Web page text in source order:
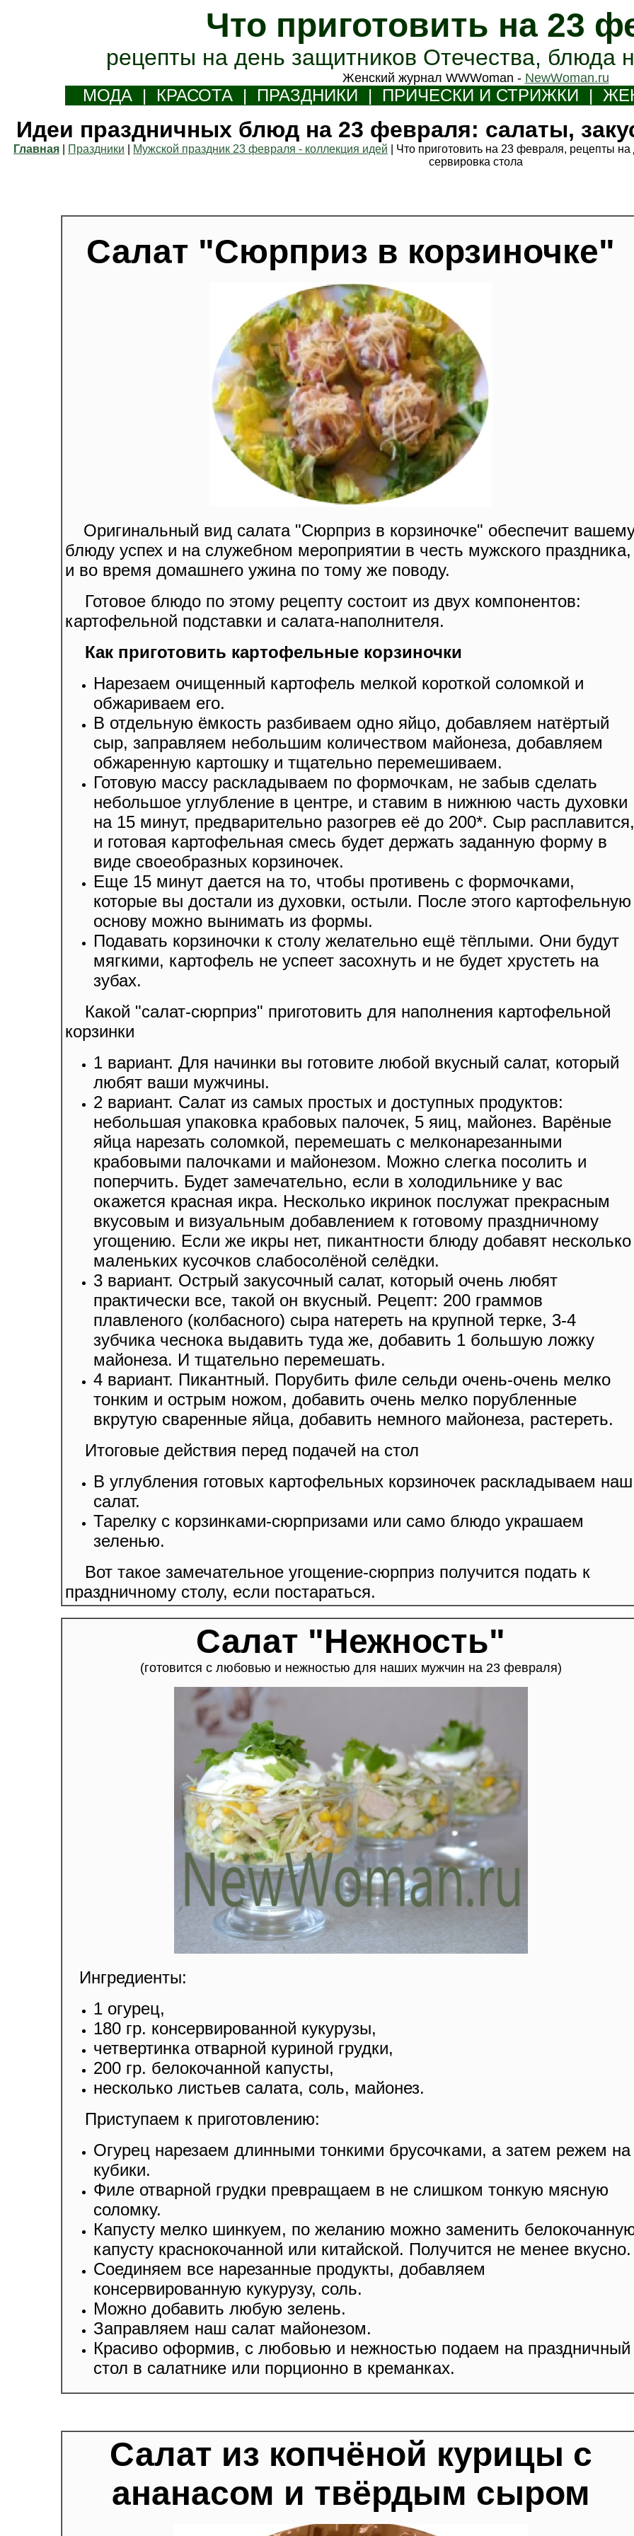
Что приготовить на 23
рецепты на день защитников Отечества, блюда
Женский журнал WWWoman - NewWoman.ru
МОДА | КРАСОТА | ПРАЗДНИКИ | ПРИЧЕСКИ И СТРИЖКИ | Ж
Идеи праздничных блюд на 23 февраля: салаты,
Главная Праздники Мужской праздник 23 февраля - коллекция идей
Что приготовить на 23 февраля, рецепты
сервировка стола
Салат "Сюрприз в корзиночке"
Оригинальный вид салата "Сюрприз в корзиночке" обеспечит
блюду успех и на служебном мероприятии в честь мужского праздника,
и во время домашнего ужина по тому же поводу.
Готовое блюдо по этому рецепту состоит из двух компонентов:
картофельной подставки и салата-наполнителя.
Как приготовить картофельные корзиночки
Нарезаем очищенный картофель мелкой короткой соломкой и
обжариваем его.
В отдельную ёмкость разбиваем одно яйцо, добавляем натёртый
сыр, заправляем небольшим количеством майонеза, добавляем
обжаренную картошку и тщательно перемешиваем.
Готовую массу раскладываем по формочкам, не забыв сделать
небольшое углубление в центре, и ставим в нижнюю часть духовки
на 15 минут, предварительно разогрев её до 200*. Сыр расплавится,
и готовая картофельная смесь будет держать заданную форму в
виде своеобразных корзиночек.
Еще 15 минут дается на то, чтобы противень с формочками,
которые вы достали из духовки, остыли. После этого картофельную
основу можно вынимать из формы.
Подавать корзиночки к столу желательно ещё тёплыми. Они будут
мягкими, картофель не успеет засохнуть и не будет хрустеть на
зубах.
Какой "салат-сюрприз" приготовить для наполнения картофельной
корзинки
1 вариант. Для начинки вы готовите любой вкусный салат, который
любят ваши мужчины.
2 вариант. Салат из самых простых и доступных продуктов:
небольшая упаковка крабовых палочек, 5 яиц, майонез. Варёные
яйца нарезать соломкой, перемешать с мелконарезанными
крабовыми палочками и майонезом. Можно слегка посолить и
поперчить. Будет замечательно, если в холодильнике у вас
окажется красная икра. Несколько икринок послужат прекрасным
вкусовым и визуальным добавлением к готовому праздничному
угощению. Если же икры нет, пикантности блюду добавят несколько
маленьких кусочков слабосолёной селёдки.
3 вариант. Острый закусочный салат, который очень любят
практически все, такой он вкусный. Рецепт: 200 граммов
плавленого (колбасного) сыра натереть на крупной терке, 3-4
зубчика чеснока выдавить туда же, добавить 1 большую ложку
майонеза. И тщательно перемешать.
4 вариант. Пикантный. Порубить филе сельди очень-очень мелко
тонким и острым ножом, добавить очень мелко порубленные
вкрутую сваренные яйца, добавить немного майонеза, растереть.
Итоговые действия перед подачей на стол
В углубления готовых картофельных корзиночек раскладываем наш
салат.
Тарелку с корзинками-сюрпризами или само блюдо украшаем
зеленью.
Вот такое замечательное угощение-сюрприз получится подать к
праздничному столу, если постараться.
Салат "Нежность"
(готовится с любовью и нежностью для наших мужчин на 23 февраля)
Ингредиенты:
1 огурец,
180 гр. консервированной кукурузы,
четвертинка отварной куриной грудки,
200 гр. белокочанной капусты,
несколько листьев салата, соль, майонез.
Приступаем к приготовлению:
Огурец нарезаем длинными тонкими брусочками, а затем режем на
кубики.
Филе отварной грудки превращаем в не слишком тонкую мясную
соломку.
Капусту мелко шинкуем, по желанию можно заменить
капусту краснокочанной или китайской. Получится не менее вкусно.
Соединяем все нарезанные продукты, добавляем
консервированную кукурузу, соль.
Можно добавить любую зелень.
Заправляем наш салат майонезом.
Красиво оформив, с любовью и нежностью подаем на праздничный
стол в салатнике или порционно в креманках.
Салат из копчёной курицы с
ананасом и твёрдым сыром